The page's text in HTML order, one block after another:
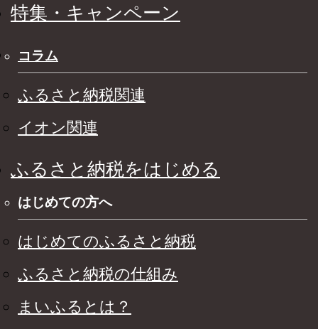
特集・キャンペーン
コラム
ふるさと納税関連
イオン関連
ふるさと納税をはじめる
はじめての方へ
はじめてのふるさと納税
ふるさと納税の仕組み
まいふるとは？